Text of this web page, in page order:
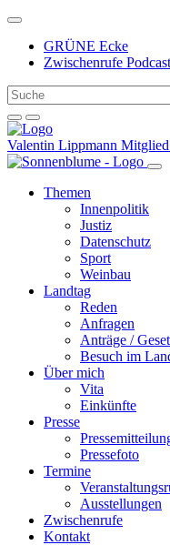
Weiter
Inhalt
GRÜNE Ecke
Zwischenrufe Podcast
Valentin Lippmann Mitglied
Themen
Innenpolitik
Justiz
Datenschutz
Sport
Weinbau
Landtag
Reden
Anfragen
Anträge /
Besuch im
Über mich
Vita
Einkünfte
Presse
Pressefoto
Termine
Ausstellungen
Zwischenrufe
Kontakt